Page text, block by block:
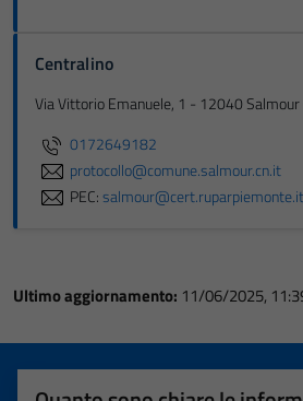
Centralino
Via Vittorio Emanuele, 1 - 12040 Salmour
0172649182
protocollo@comune.salmour.cn.it
PEC:salmour@cert.ruparpiemonte.it
Ultimo aggiornamento: 11/06/2025,